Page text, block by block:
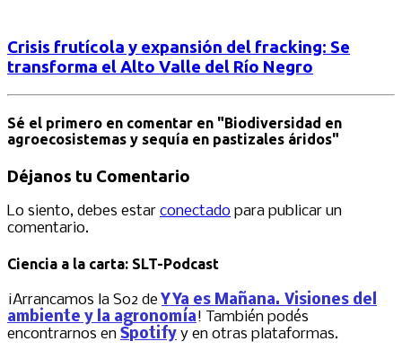
Crisis frutícola y expansión del fracking: Se
transforma el Alto Valle del Río Negro
Sé el primero en comentar en "Biodiversidad en
agroecosistemas y sequía en pastizales áridos"
Déjanos tu Comentario
Lo siento, debes estar conectado para publicar un
comentario.
Ciencia a la carta: SLT-Podcast
¡Arrancamos la S02 deY Ya es Mañana. Visiones del
ambiente y la agronomía! También podés
encontrarnos en Spotify y en otras plataformas.